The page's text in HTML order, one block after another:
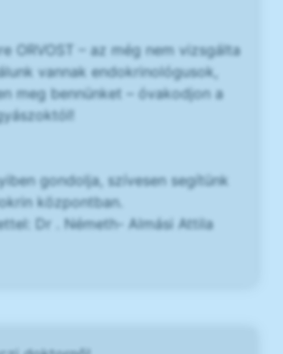
ORVOST – az még nem vizsgálta
vannak endokrinológusok,
meg bennünket – óvakodjon a
gondolja, szívesen segítünk
központban.
Dr . Németh- Almási Attila